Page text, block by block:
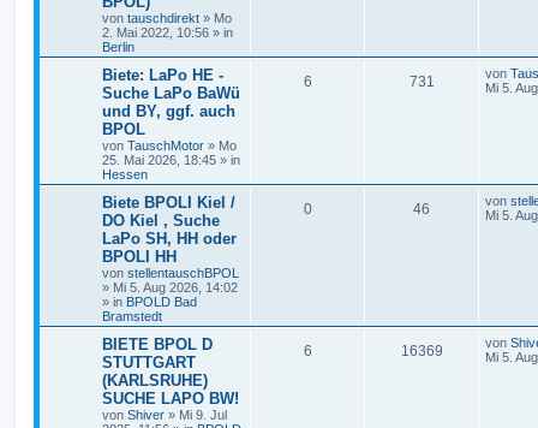
von tauschdirekt » Mo
2. Mai 2022, 10:56 » in
Berlin
Biete: LaPo HE -
Suche LaPo BaWü
und BY, ggf. auch
BPOL
von TauschMotor » Mo
25. Mai 2026, 18:45 » in
Hessen
6 731 von
Mi 5.
Biete BPOLI Kiel /
DO Kiel , Suche
LaPo SH, HH oder
BPOLI HH
von stellentauschBPOL
» Mi 5. Aug 2026, 14:02
» in BPOLD Bad
Bramstedt
0 46 von
Mi 5.
BIETE BPOL D
STUTTGART
(KARLSRUHE)
SUCHE LAPO BW!
von Shiver » Mi 9. Jul
6 16369 von
Mi 5.